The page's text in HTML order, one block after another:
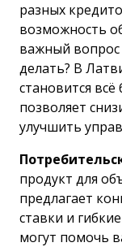
разных
возможность
важный вопрос
делать? В
становится
позволяет
улучшить
продукт для
предлагает
ставки и
могут помочь